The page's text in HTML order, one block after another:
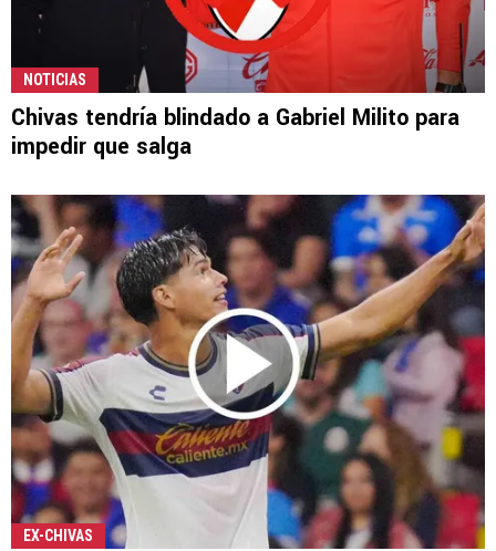
NOTICIAS
Chivas tendría blindado a Gabriel Milito para
impedir que salga
EX-CHIVAS